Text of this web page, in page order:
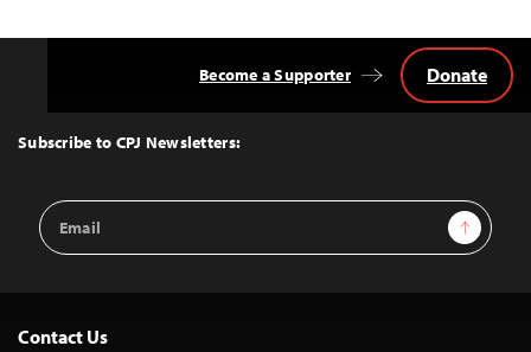
Top
Subscribe to CPJ Newsletters:
Email
Address
Sign Up
Become a Supporter Donate
Contact Us